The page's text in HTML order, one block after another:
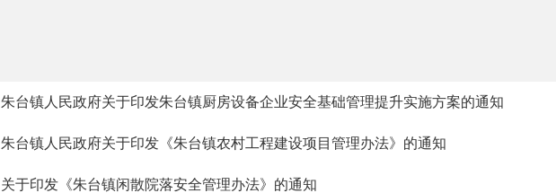
朱台镇人民政府关于印发朱台镇厨房设备企业安全基础管理提升实施方案的通知
朱台镇人民政府关于印发《朱台镇农村工程建设项目管理办法》的通知
关于印发《朱台镇闲散院落安全管理办法》的通知